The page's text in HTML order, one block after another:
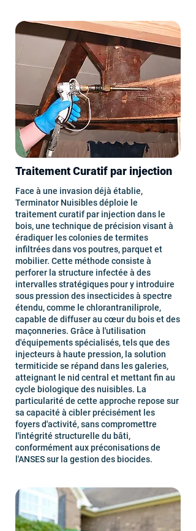
Traitement Curatif par injection
Face à une invasion déjà établie,
Terminator Nuisibles déploie le
traitement curatif par injection dans le
bois, une technique de précision visant à
éradiquer les colonies de termites
infiltrées dans vos poutres, parquet et
mobilier. Cette méthode consiste à
perforer la structure infectée à des
intervalles stratégiques pour y introduire
sous pression des insecticides à spectre
étendu, comme le chlorantraniliprole,
capable de diffuser au cœur du bois et des
maçonneries. Grâce à l'utilisation
d'équipements spécialisés, tels que des
injecteurs à haute pression, la solution
termiticide se répand dans les galeries,
atteignant le nid central et mettant fin au
cycle biologique des nuisibles. La
particularité de cette approche repose sur
sa capacité à cibler précisément les
foyers d'activité, sans compromettre
l'intégrité structurelle du bâti,
conformément aux préconisations de
l'ANSES sur la gestion des biocides.